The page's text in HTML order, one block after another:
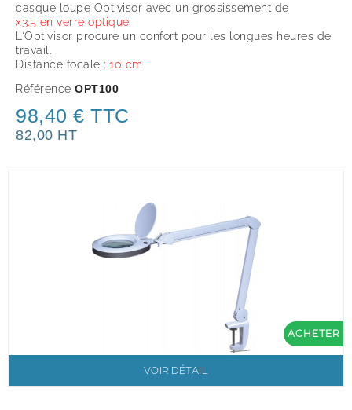
casque loupe Optivisor avec un grossissement de
x3.5 en verre optique
L'Optivisor procure un confort pour les longues heures de
travail.
Distance focale : 10 cm
Référence OPT100
98,40 € TTC
82,00 HT
ACHETER
VOIR DÉTAIL